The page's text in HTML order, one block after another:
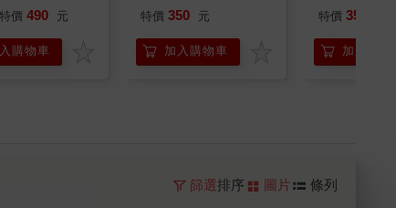
特價 490 元
購物車
特價 350 元
加入購物車
特價 350
加入購物
篩選排序 圖片 條列